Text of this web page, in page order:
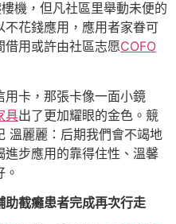
機，但凡社區里舉動未便的
不花錢應用，應用者家眷可
借用或許由社區志愿COFO
卡，那張卡像一面小鏡
具出了更加耀眼的金色。競
溫麗麗：后期我們會不竭地
步應用的靠得住性、溫馨
助截癱患者完成再次行走